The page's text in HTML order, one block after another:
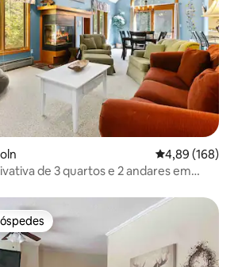
4,89 de uma
4,89 (168)
de 3 quartos e 2 andares em
preferidos dos hóspedes